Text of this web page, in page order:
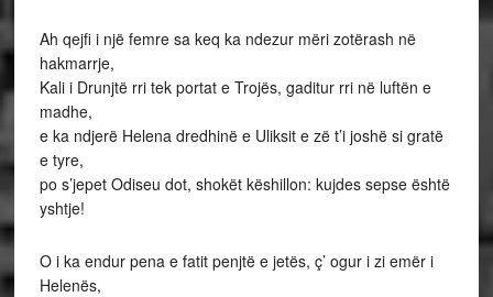
Ah qejfi i një femre sa keq ka ndezur mëri zotërash në
hakmarrje,
Kali i Drunjtë rri tek portat e Trojës, gaditur rri në luftën e
madhe,
e ka ndjerë Helena dredhinë e Uliksit e zë t’i joshë si gratë
e tyre,
po s’jepet Odiseu dot, shokët këshillon: kujdes sepse është
yshtje!
O i ka endur pena e fatit penjtë e jetës, ç’ ogur i zi emër i
Helenës,